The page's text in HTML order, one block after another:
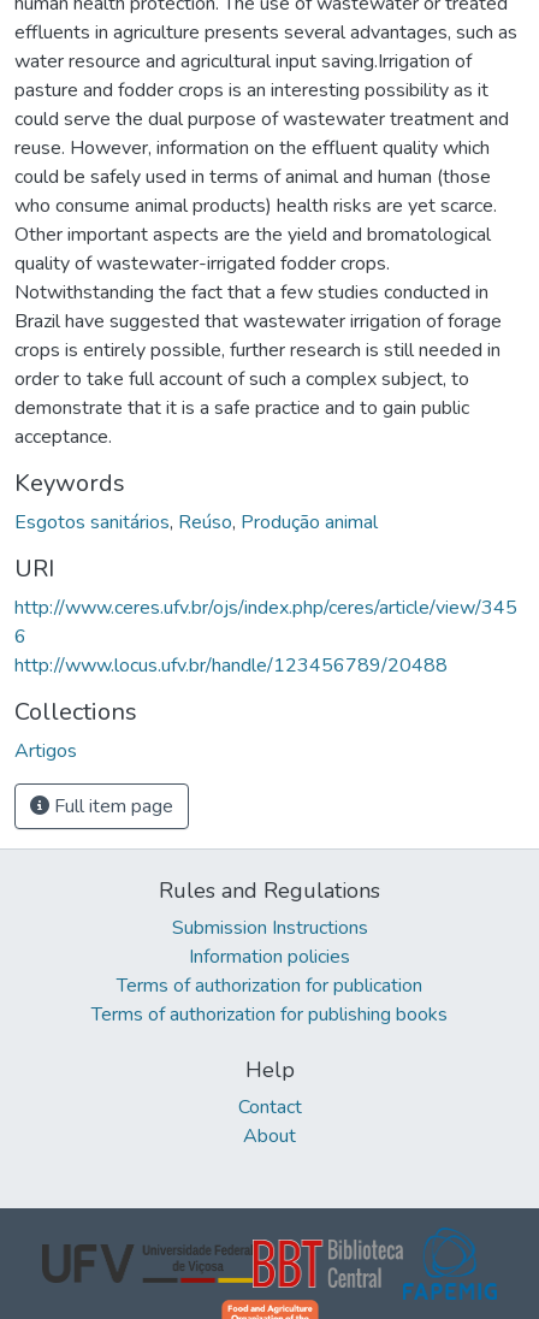
effluents in agriculture presents several advantages, such as
water resource and agricultural input saving.Irrigation of
pasture and fodder crops is an interesting possibility as it
could serve the dual purpose of wastewater treatment and
reuse. However, information on the effluent quality which
could be safely used in terms of animal and human (those
who consume animal products) health risks are yet scarce.
Other important aspects are the yield and bromatological
quality of wastewater-irrigated fodder crops.
Notwithstanding the fact that a few studies conducted in
Brazil have suggested that wastewater irrigation of forage
crops is entirely possible, further research is still needed in
order to take full account of such a complex subject, to
demonstrate that it is a safe practice and to gain public
acceptance.
Keywords
Esgotos sanitários, Reúso, Produção animal
URI
http://www.ceres.ufv.br/ojs/index.php/ceres/article/view/345
6
http://www.locus.ufv.br/handle/123456789/20488
Collections
Artigos
Full item page
Rules and Regulations
Submission Instructions
Information policies
Terms of authorization for publication
Terms of authorization for publishing books
Help
Contact
About